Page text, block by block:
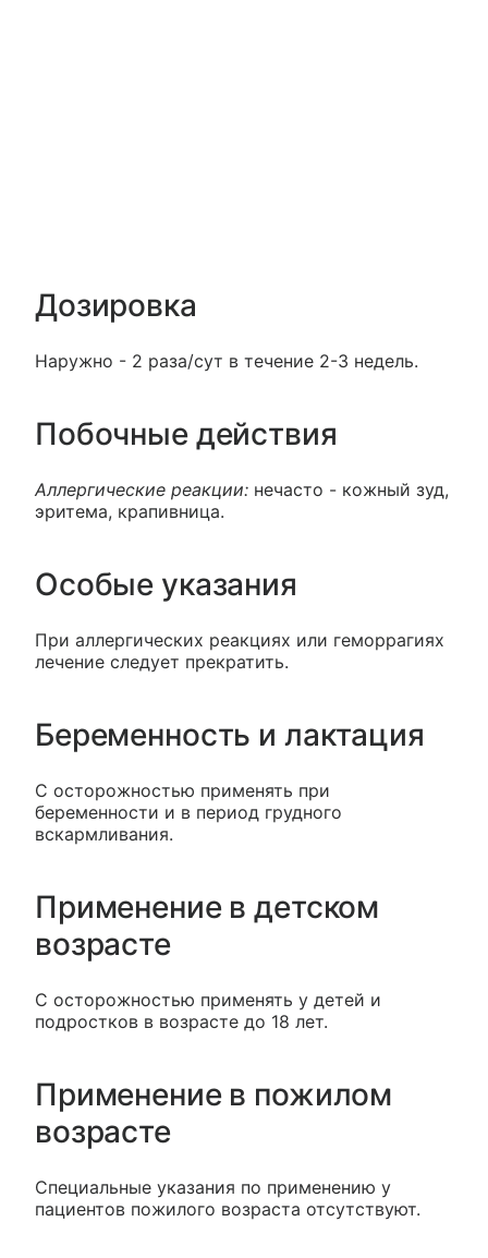
Дозировка
Наружно - 2 раза/сут в течение 2-3 недель.
Побочные действия
Аллергические реакции: нечасто - кожный зуд,
эритема, крапивница.
Особые указания
При аллергических реакциях или геморрагиях
лечение следует прекратить.
Беременность и лактация
С осторожностью применять при
беременности и в период грудного
вскармливания.
Применение в детском
возрасте
С осторожностью применять у детей и
подростков в возрасте до 18 лет.
Применение в пожилом
возрасте
Специальные указания по применению у
пациентов пожилого возраста отсутствуют.